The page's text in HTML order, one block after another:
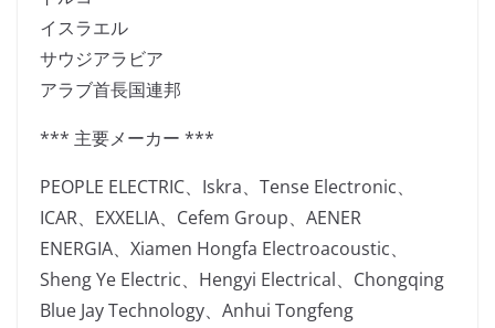
イスラエル
サウジアラビア
アラブ首長国連邦
*** 主要メーカー ***
PEOPLE ELECTRIC、Iskra、Tense Electronic、
ICAR、EXXELIA、Cefem Group、AENER
ENERGIA、Xiamen Hongfa Electroacoustic、
Sheng Ye Electric、Hengyi Electrical、Chongqing
Blue Jay Technology、Anhui Tongfeng